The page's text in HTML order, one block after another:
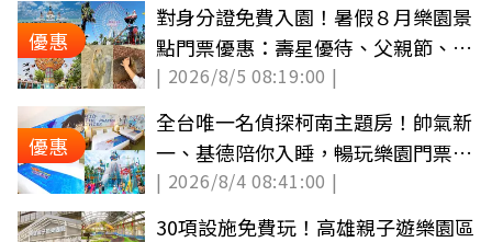
優惠
對身分證免費入園！暑假８月樂園景
點門票優惠：壽星優待、父親節、買
一送一
| 2026/8/5 08:19:00 |
優惠
全台唯一名偵探柯南主題房！帥氣新
一、基德陪你入睡，暢玩樂園門票最
低100元
| 2026/8/4 08:41:00 |
30項設施免費玩！高雄親子遊樂園區